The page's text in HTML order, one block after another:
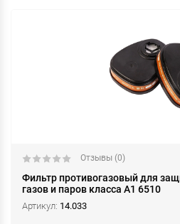
Отзывы (0)
Фильтр противогазовый для
газов и паров класса А1 6510
Артикул: 14.033